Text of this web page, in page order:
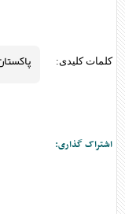
کلمات کلیدی:
اشتراک گذاری: